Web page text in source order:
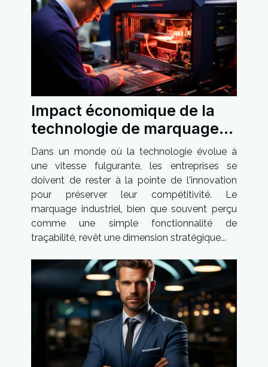
Impact économique de la
technologie de marquage
industriel sur les PMEs
françaises
Dans un monde où la technologie évolue à
une vitesse fulgurante, les entreprises se
doivent de rester à la pointe de l'innovation
pour préserver leur compétitivité. Le
marquage industriel, bien que souvent perçu
comme une simple fonctionnalité de
traçabilité, revêt une dimension stratégique...